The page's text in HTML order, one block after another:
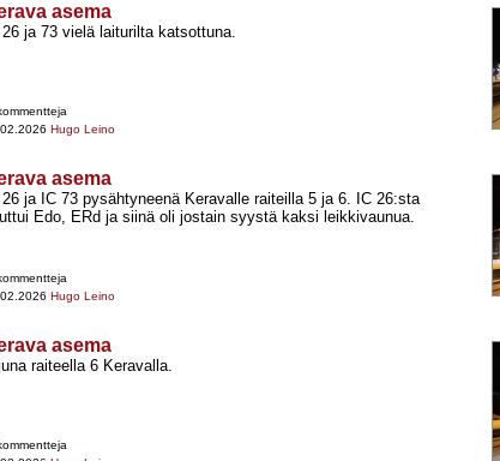
asema
26 ja 73 vielä laiturilta katsottuna.
Hugo Leino
asema
26 ja IC 73 pysähtyneenä Keravalle raiteilla 5 ja 6. IC 26:sta
Edo, ERd ja siinä oli jostain syystä kaksi leikkivaunua.
Hugo Leino
asema
raiteella 6 Keravalla.